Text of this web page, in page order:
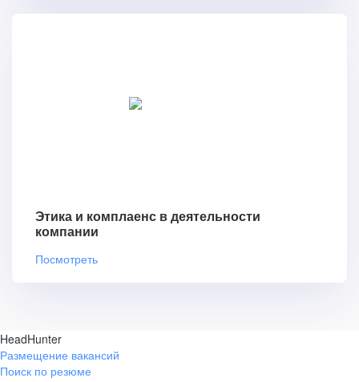
Этика и комплаенс в деятельности
компании
Посмотреть
HeadHunter
Размещение вакансий
Поиск по резюме